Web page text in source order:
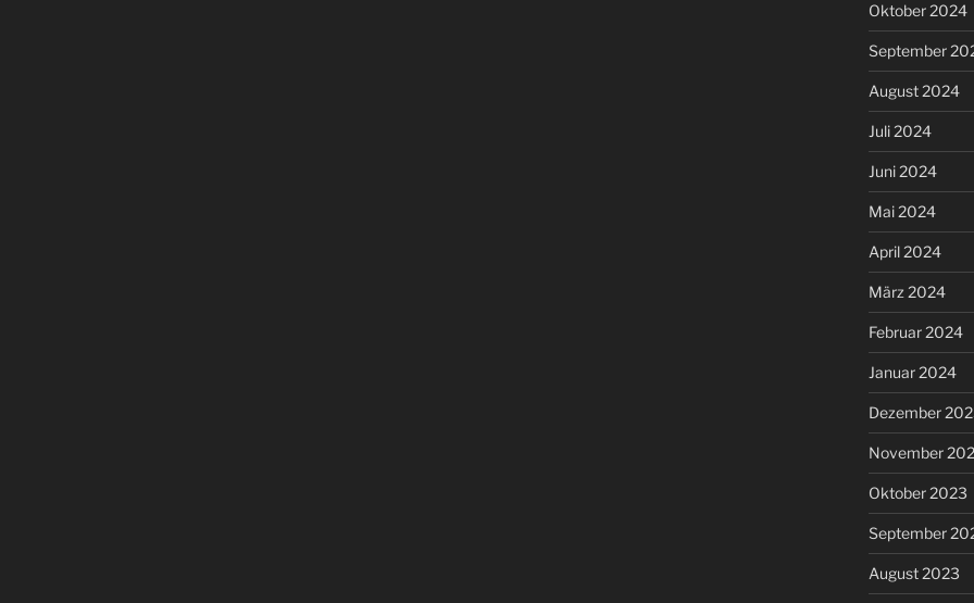
Oktober 2024
September
August 2024
Juli 2024
Juni 2024
Mai 2024
April 2024
März 2024
Februar 2024
Januar 2024
Dezember
November
Oktober 2023
September
August 2023